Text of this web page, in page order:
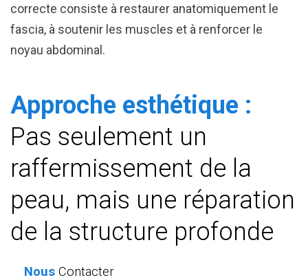
correcte consiste à restaurer anatomiquement le
fascia, à soutenir les muscles et à renforcer le
noyau abdominal.
Approche esthétique :
Pas seulement un
raffermissement de la
peau, mais une réparation
de la structure profonde
Nous Contacter